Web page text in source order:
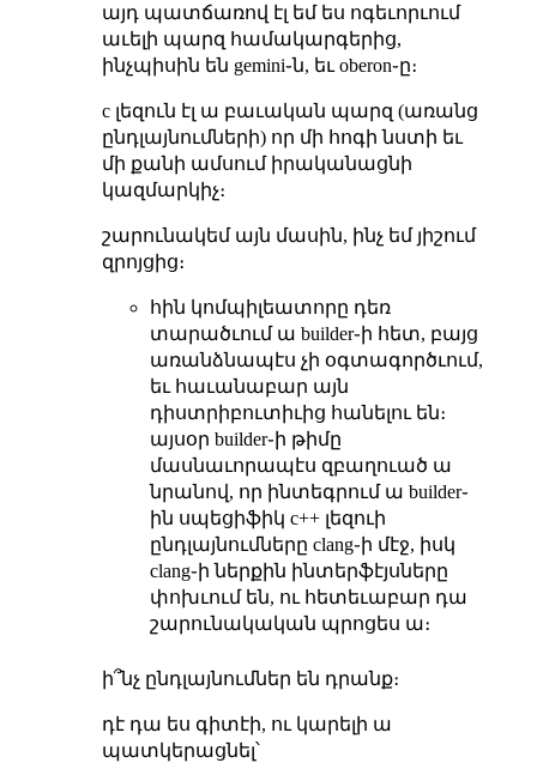
այդ պատճառով էլ եմ ես ոգեւորւում
աւելի պարզ համակարգերից,
ինչպիսին են gemini֊ն, եւ oberon֊ը։
c լեզուն էլ ա բաւական պարզ (առանց
ընդլայնումների) որ մի հոգի նստի եւ
մի քանի ամսում իրականացնի
կազմարկիչ։
շարունակեմ այն մասին, ինչ եմ յիշում
զրոյցից։
հին կոմպիլեատորը դեռ
տարածւում ա builder֊ի հետ, բայց
առանձնապէս չի օգտագործւում,
եւ հաւանաբար այն
դիստրիբուտիւից հանելու են։
այսօր builder֊ի թիմը
մասնաւորապէս զբաղուած ա
նրանով, որ ինտեգրում ա builder֊
ին սպեցիֆիկ c++ լեզուի
ընդլայնումները clang֊ի մէջ, իսկ
clang֊ի ներքին ինտերֆէյսները
փոխւում են, ու հետեւաբար դա
շարունակական պրոցես ա։
ի՞նչ ընդլայնումներ են դրանք։
դէ դա ես գիտէի, ու կարելի ա
պատկերացնել՝